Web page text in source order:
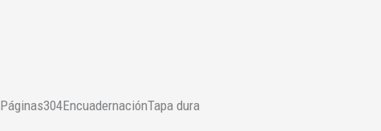
Páginas304EncuadernaciónTapa dura